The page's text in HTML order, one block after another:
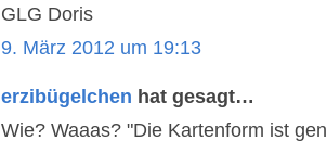
GLG Doris
9. März 2012 um 19:13
erzibügelchen hat gesagt…
Wie? Waaas? "Die Kartenform ist